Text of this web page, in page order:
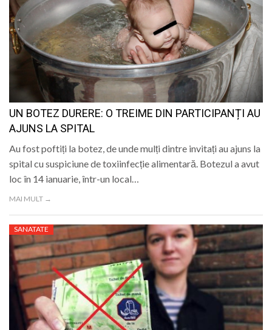
UN BOTEZ DURERE: O TREIME DIN PARTICIPANȚI AU
AJUNS LA SPITAL
Au fost poftiți la botez, de unde mulți dintre invitați au ajuns la
spital cu suspiciune de toxiinfecție alimentară. Botezul a avut
loc în 14 ianuarie, într-un local…
MAI MULT →
SANATATE